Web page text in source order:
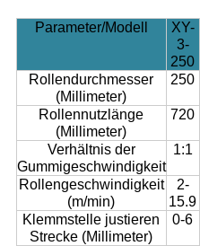
Parameter/Modell
XY-
3-
250
Rollendurchmesser
(Millimeter)
250
Rollennutzlänge
(Millimeter)
720
Verhältnis der
Gummigeschwindigkeit
1:1
Rollengeschwindigkeit
(m/min)
2-
15.9
Klemmstelle justieren
Strecke (Millimeter)
0-6